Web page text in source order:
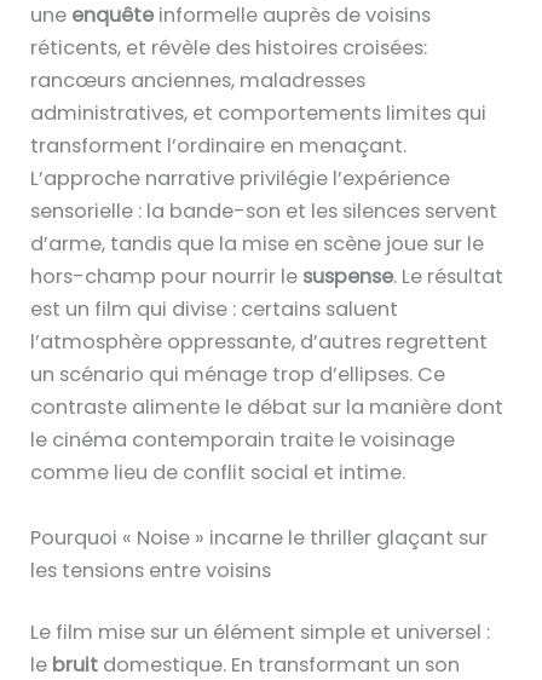
une enquête informelle auprès de voisins
réticents, et révèle des histoires croisées:
rancœurs anciennes, maladresses
administratives, et comportements limites qui
transforment l’ordinaire en menaçant.
L’approche narrative privilégie l’expérience
sensorielle : la bande-son et les silences servent
d’arme, tandis que la mise en scène joue sur le
hors-champ pour nourrir le suspense. Le résultat
est un film qui divise : certains saluent
l’atmosphère oppressante, d’autres regrettent
un scénario qui ménage trop d’ellipses. Ce
contraste alimente le débat sur la manière dont
le cinéma contemporain traite le voisinage
comme lieu de conflit social et intime.
Pourquoi « Noise » incarne le thriller glaçant sur
les tensions entre voisins
Le film mise sur un élément simple et universel :
le bruit domestique. En transformant un son